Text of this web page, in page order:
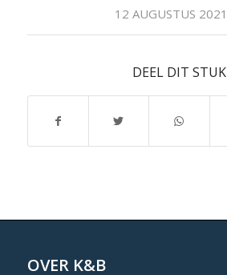
12 AUGUSTUS 2021
/
DEEL DIT STUK
OVER K&B